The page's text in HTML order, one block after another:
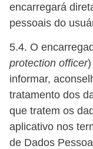
encarregará
pessoais do
5.4. O
protection officer
informar,
tratamento dos
que tratem os
aplicativo nos
de Dados